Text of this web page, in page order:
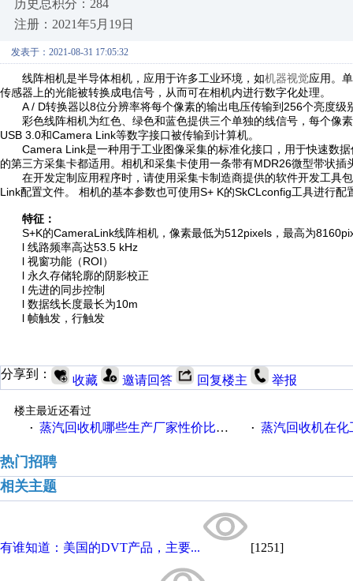
历史总积分：284
注册：2021年5月19日
发表于：2021-08-31 17:05:32
线阵相机是半导体相机，应用于许多工业环境，如机器视觉应用。
传感器上的光能被转换成电信号，从而可在相机内进行数字化处理。
A / D转换器以8位分辨率将每个像素的输出电压传输到256个亮度级
彩色线阵相机为红色、绿色和蓝色提供三个单独的线信号，每个像
USB 3.0和Camera Link等数字接口被传输到计算机。
Camera Link是一种用于工业图像采集的标准化接口，用于快速数据
的第三方采集卡都适用。相机和采集卡使用一条带有MDR26微型带状插
在开发定制应用程序时，请使用采集卡制造商提供的软件开发工具
Link配置文件。 相机的基本参数也可使用S+ K的SkCLconfig工具进行配
特征：
S+K的CameraLink线阵相机，像素最低为512pixels，最高为
l 线路频率高达53.5 kHz
l 视窗功能（ROI）
l 永久存储轮廓的阴影校正
l 先进的同步控制
l 数据线长度最长为10m
l 帧触发，行触发
分享到： 收藏 邀请回答 回复楼主 举报
楼主最近还看过
· 蒸汽回收机哪些生产厂家性价比高一些 · 蒸汽回收机在化
热门招聘
相关主题
有谁知道：美国的DVT产品，主要... [1251]